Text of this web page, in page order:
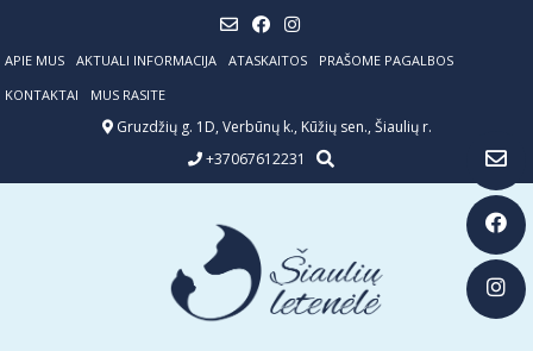
content
APIE MUS AKTUALI INFORMACIJA ATASKAITOS
PRAŠOME PAGALBOS
KONTAKTAI
MUS RASITE
Gruzdžių g. 1D, Verbūnų k., Kūžių sen., Šiaulių r.
+37067612231